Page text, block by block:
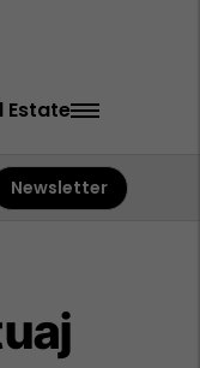
Estate
Newsletter